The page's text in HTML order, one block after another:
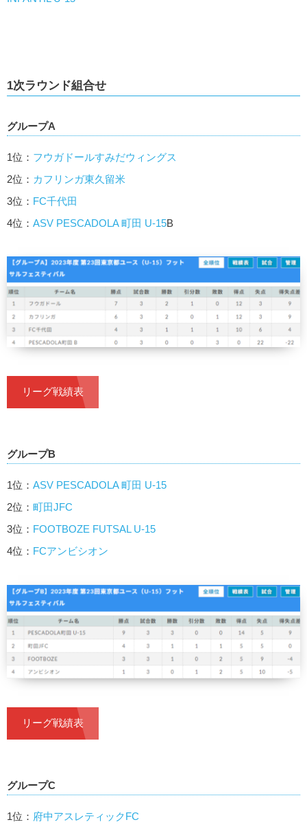
1次ラウンド組合せ
グループA
1位： フウガドールすみだウィングス
2位： カフリンガ東久留米
3位： FC千代田
4位： ASV PESCADOLA 町田 U-15B
リーグ戦績表
グループB
1位： ASV PESCADOLA 町田 U-15
2位： 町田JFC
3位： FOOTBOZE FUTSAL U-15
4位： FCアンビシオン
リーグ戦績表
グループC
1位： 府中アスレティックFC